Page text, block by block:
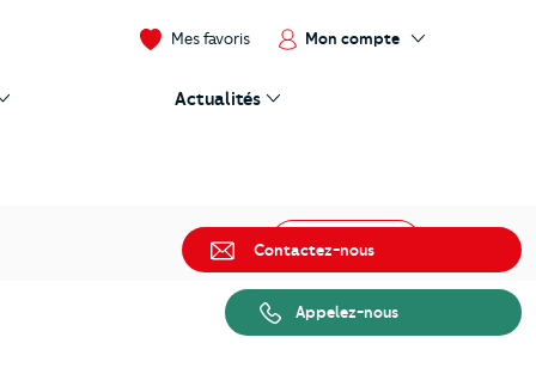
Mes favoris Mon compte
Actualités
Contactez-nous
Appelez-nous